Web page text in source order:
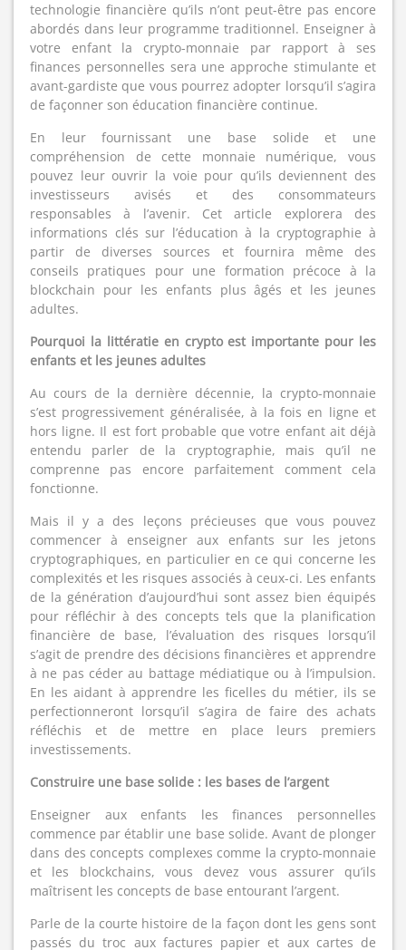
technologie financière qu’ils n’ont peut-être pas encore
abordés dans leur programme traditionnel. Enseigner à
votre enfant la crypto-monnaie par rapport à ses
finances personnelles sera une approche stimulante et
avant-gardiste que vous pourrez adopter lorsqu’il s’agira
de façonner son éducation financière continue.
En leur fournissant une base solide et une
compréhension de cette monnaie numérique, vous
pouvez leur ouvrir la voie pour qu’ils deviennent des
investisseurs avisés et des consommateurs
responsables à l’avenir. Cet article explorera des
informations clés sur l’éducation à la cryptographie à
partir de diverses sources et fournira même des
conseils pratiques pour une formation précoce à la
blockchain pour les enfants plus âgés et les jeunes
adultes.
Pourquoi la littératie en crypto est importante pour les
enfants et les jeunes adultes
Au cours de la dernière décennie, la crypto-monnaie
s’est progressivement généralisée, à la fois en ligne et
hors ligne. Il est fort probable que votre enfant ait déjà
entendu parler de la cryptographie, mais qu’il ne
comprenne pas encore parfaitement comment cela
fonctionne.
Mais il y a des leçons précieuses que vous pouvez
commencer à enseigner aux enfants sur les jetons
cryptographiques, en particulier en ce qui concerne les
complexités et les risques associés à ceux-ci. Les enfants
de la génération d’aujourd’hui sont assez bien équipés
pour réfléchir à des concepts tels que la planification
financière de base, l’évaluation des risques lorsqu’il
s’agit de prendre des décisions financières et apprendre
à ne pas céder au battage médiatique ou à l’impulsion.
En les aidant à apprendre les ficelles du métier, ils se
perfectionneront lorsqu’il s’agira de faire des achats
réfléchis et de mettre en place leurs premiers
investissements.
Construire une base solide : les bases de l’argent
Enseigner aux enfants les finances personnelles
commence par établir une base solide. Avant de plonger
dans des concepts complexes comme la crypto-monnaie
et les blockchains, vous devez vous assurer qu’ils
maîtrisent les concepts de base entourant l’argent.
Parle de la courte histoire de la façon dont les gens sont
passés du troc aux factures papier et aux cartes de